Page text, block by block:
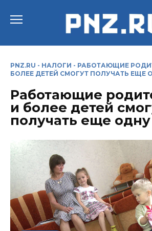
PNZ.RU - НАЛОГИ - РАБОТАЮЩИЕ
БОЛЕЕ ДЕТЕЙ СМОГУТ ПОЛУЧАТЬ ЕЩЕ
Работающие
и более детей
получать еще